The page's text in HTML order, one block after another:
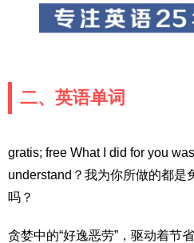
二、英语单词
gratis; free What I did for you
understand？我为你所做的都是
吗？
贪婪中的“好逸恶劳”，驱动着节